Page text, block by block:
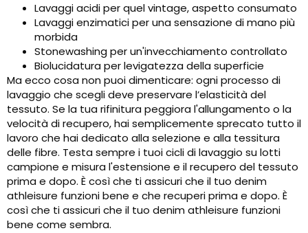
Lavaggi acidi per quel vintage, aspetto consumato
Lavaggi enzimatici per una sensazione di mano più
morbida
Stonewashing per un'invecchiamento controllato
Biolucidatura per levigatezza della superficie
Ma ecco cosa non puoi dimenticare: ogni processo di
lavaggio che scegli deve preservare l’elasticità del
tessuto. Se la tua rifinitura peggiora l'allungamento o la
velocità di recupero, hai semplicemente sprecato tutto il
lavoro che hai dedicato alla selezione e alla tessitura
delle fibre. Testa sempre i tuoi cicli di lavaggio su lotti
campione e misura l'estensione e il recupero del tessuto
prima e dopo. È così che ti assicuri che il tuo denim
athleisure funzioni bene e che recuperi prima e dopo. È
così che ti assicuri che il tuo denim athleisure funzioni
bene come sembra.